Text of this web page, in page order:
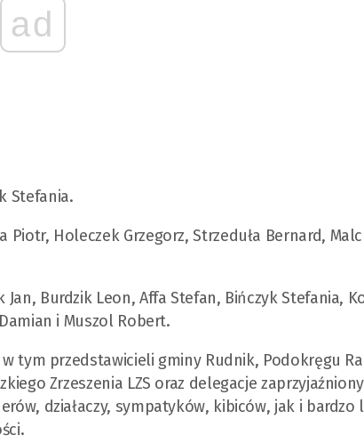
ad
Stefania.
Holeczek Grzegorz, Strzeduła Bernard,
Burdzik Leon, Affa Stefan, Bińczyk Stefania,
i Muszol Robert.
tym przedstawicieli gminy Rudnik, Podokręgu
Zrzeszenia LZS oraz delegacje
działaczy, sympatyków, kibiców, jak i bardzo